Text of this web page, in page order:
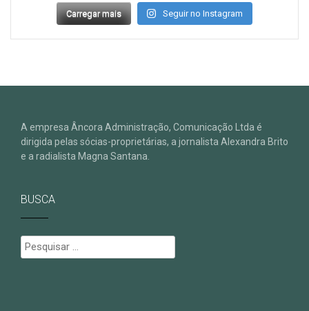
Carregar mais Seguir no Instagram
A empresa Âncora Administração, Comunicação Ltda é
dirigida pelas sócias-proprietárias, a jornalista Alexandra Brito
e a radialista Magna Santana.
BUSCA
Pesquisar
por: